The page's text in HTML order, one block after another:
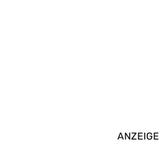
ANZEIGE